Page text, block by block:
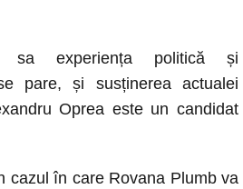
sa experiența politică și
pare, și susținerea actualei
Oprea este un candidat
cazul în care Rovana Plumb va